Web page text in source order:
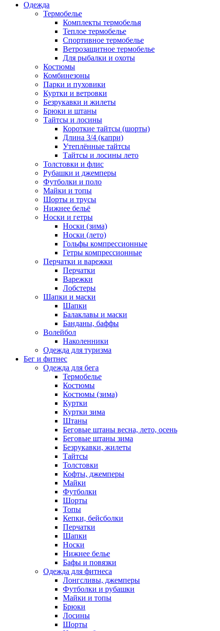
Одежда
Термобелье
Комплекты термобелья
Теплое термобелье
Спортивное термобелье
Ветрозащитное термобелье
Для рыбалки и охоты
Костюмы
Комбинезоны
Парки и пуховики
Куртки и ветровки
Безрукавки и жилеты
Брюки и штаны
Тайтсы и лосины
Короткие тайтсы (шорты)
Длина 3/4 (капри)
Утеплённые тайтсы
Тайтсы и лосины лето
Толстовки и флис
Рубашки и джемперы
Футболки и поло
Майки и топы
Шорты и трусы
Нижнее бельё
Носки и гетры
Носки (зима)
Носки (лето)
Гольфы компрессионные
Гетры компрессионные
Перчатки и варежки
Перчатки
Варежки
Лобстеры
Шапки и маски
Шапки
Балаклавы и маски
Банданы, баффы
Волейбол
Наколенники
Одежда для туризма
Бег и фитнес
Одежда для бега
Термобелье
Костюмы
Костюмы (зима)
Куртки
Куртки зима
Штаны
Беговые штаны весна, лето, осень
Беговые штаны зима
Безрукавки, жилеты
Тайтсы
Толстовки
Кофты, джемперы
Майки
Футболки
Шорты
Топы
Кепки, бейсболки
Перчатки
Шапки
Носки
Нижнее белье
Бафы и повязки
Одежда для фитнеса
Лонгсливы, джемперы
Футболки и рубашки
Майки и топы
Брюки
Лосины
Шорты